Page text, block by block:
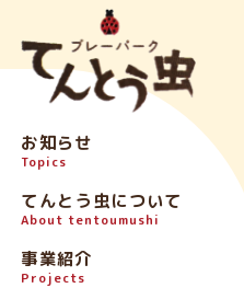
お知らせ
Topics
てんとう虫について
About tentoumushi
事業紹介
Projects